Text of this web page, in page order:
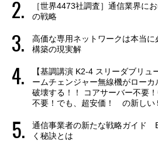
［世界4473社調査］通信業界に
の戦略
高価な専用ネットワークは本当に
構築の現実解
【基調講演 K2-4 スリーダブリ
ームチェンジャー無線機がロー
破壊する！！ コアサーバー不要
不要！でも、超安価！ の新しい
通信事業者の新たな戦略ガイド
く秘訣とは